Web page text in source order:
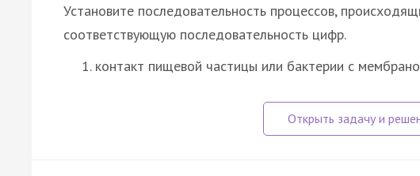
Установите последовательность процессов,
соответствующую последовательность цифр.
контакт пищевой частицы или бактерии с